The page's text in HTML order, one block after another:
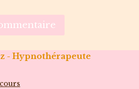
- Hypnothérapeute